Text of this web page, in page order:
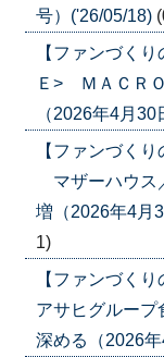
号）('26/05/18)
【ファンづく
Ｅ> ＭＡＣＲ
（2026年4月
【ファンづく
マザーハウス
増（2026年4月
1)
【ファンづく
アサヒグループ
深める（2026